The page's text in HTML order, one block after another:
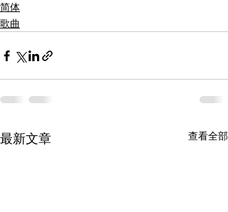
简体
歌曲
最新文章 查看全部